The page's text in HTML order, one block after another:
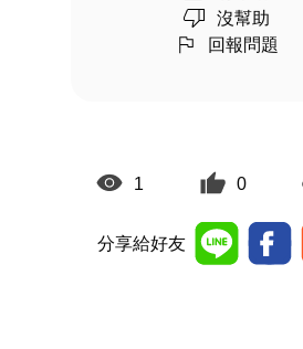
沒幫助
回報問題
1 0
分享給好友